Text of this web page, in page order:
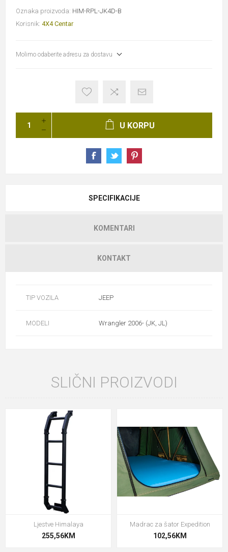
Oznaka proizvoda: HIM-RPL-JK4D-B
Korisnik: 4X4 Centar
Molimo odaberite adresu za dostavu
U KORPU
SPECIFIKACIJE
KOMENTARI
KONTAKT
TIP VOZILA JEEP
MODELI Wrangler 2006- (JK, JL)
SLIČNI PROIZVODI
Ljestve Himalaya
255,56KM
Madrac za šator Expedition
102,56KM